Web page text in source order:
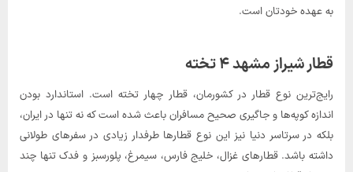
به عهده خودتان است.
قطار شیراز مشهد ۴ تخته
رایج‌ترین نوع قطار در کشورمان، قطار چهار تخته است. استاندارد بودن
اندازه کوپه‌ها و جاگیری صحیح مسافران باعث شده است که نه تنها در ایران،
بلکه در سرتاسر دنیا نیز این نوع قطارها طرفدار زیادی در سفرهای طولانی
داشته باشد. قطارهای غزال، خلیج فارس، سیمرغ، پلورسبز و فدک تنها چند